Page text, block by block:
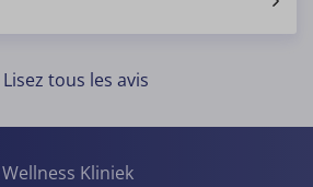
Lisez tous les avis
Wellness Kliniek